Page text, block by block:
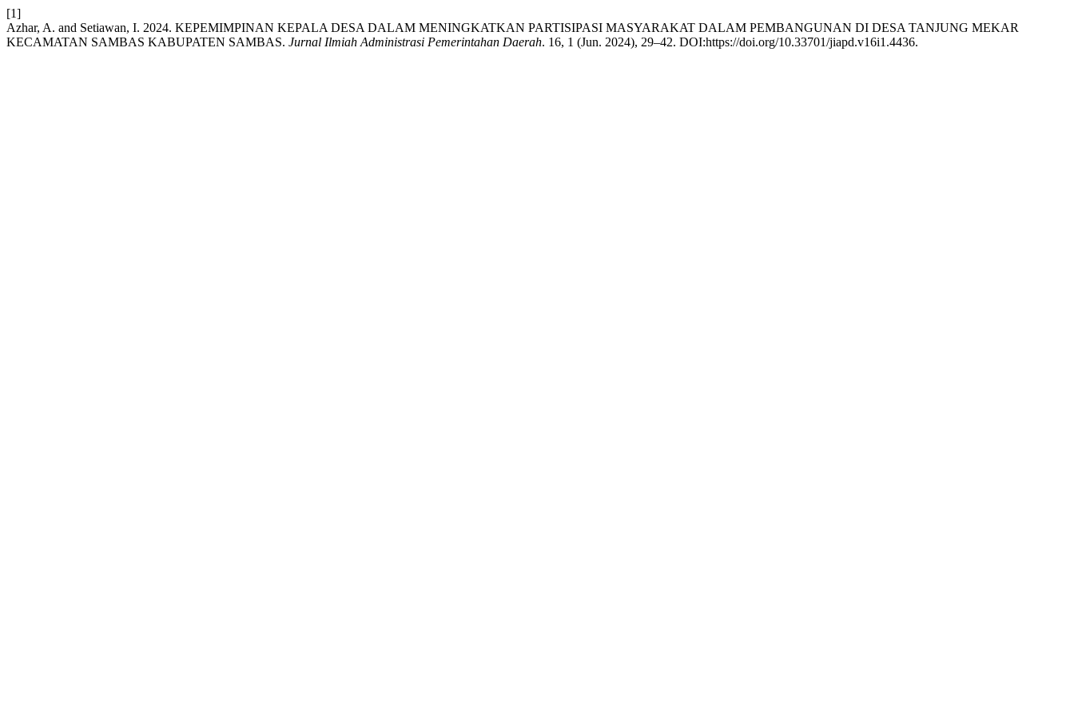
[1]
Azhar, A. and Setiawan, I. 2024. KEPEMIMPINAN KEPALA DESA DALAM MENINGKATKAN PARTISIPASI MASYARAKAT DALAM PEMBANGUNAN DI DESA TANJUNG MEKAR
KECAMATAN SAMBAS KABUPATEN SAMBAS. Jurnal Ilmiah Administrasi Pemerintahan Daerah. 16, 1 (Jun. 2024), 29–42. DOI:https://doi.org/10.33701/jiapd.v16i1.4436.